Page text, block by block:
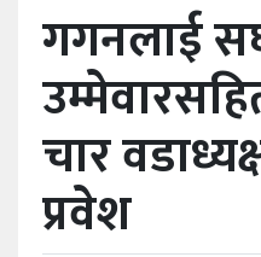
English
विविध
प्रदेश
गगनलाई
चार
प्रवेश